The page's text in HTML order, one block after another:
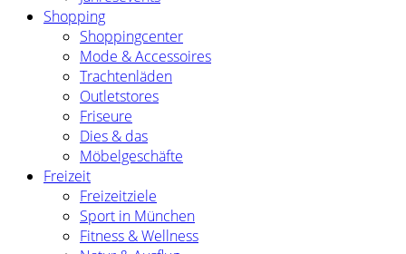
Shopping
Shoppingcenter
Mode & Accessoires
Trachtenläden
Outletstores
Friseure
Dies & das
Möbelgeschäfte
Freizeit
Freizeitziele
Sport in München
Fitness & Wellness